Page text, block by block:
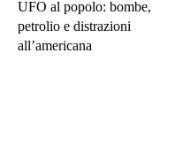
UFO al popolo: bombe,
petrolio e distrazioni
all’americana